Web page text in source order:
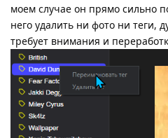
моем случае он прямо сильно
него удалить ни фото ни теги,
требует внимания и